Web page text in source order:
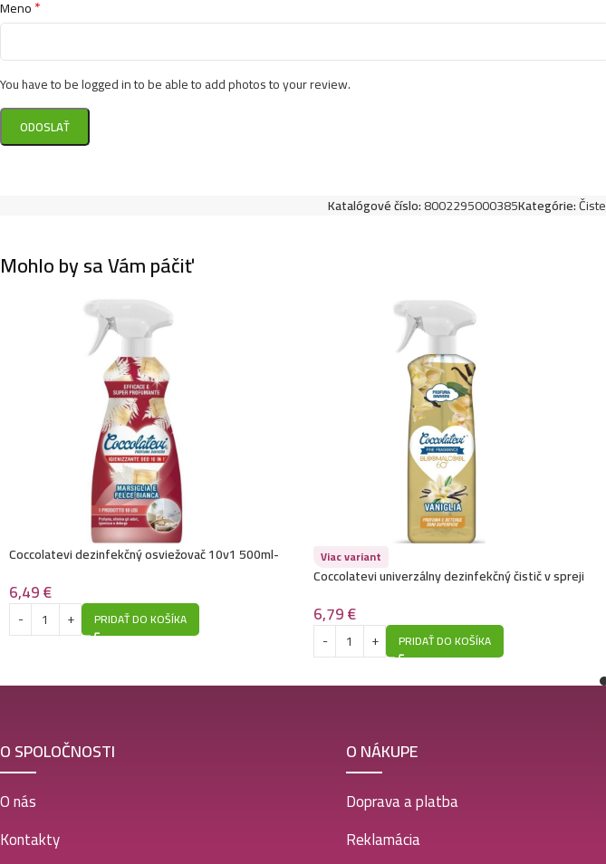
Meno*
You have to be logged in to be able to add photos to your review.
Katalógové číslo:8002295000385Kategórie:
Mohlo by sa Vám páčiť
Coccolatevi dezinfekčný osviežovač 10v1 500ml-
6,49€
PRIDAŤ DO KOŠÍKA
Viac variant
Coccolatevi univerzálny dezinfekčný čistič v spreji
6,79€
PRIDAŤ DO KOŠÍKA
O SPOLOČNOSTI
O nás
Kontakty
O NÁKUPE
Doprava a platba
Reklamácia